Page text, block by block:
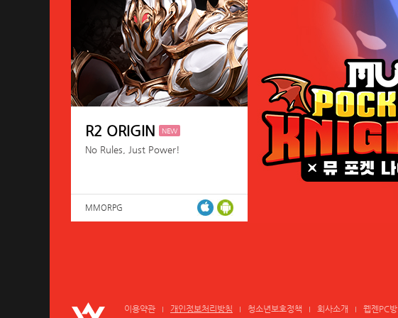
R2 ORIGIN NEW
No Rules, Just Power!
MMORPG
이용약관 개인정보처리방침 청소년보호정책 회사소개 웹젠PC방